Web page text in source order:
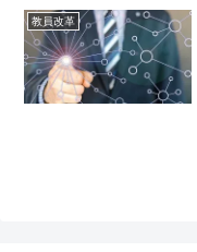
教員改革